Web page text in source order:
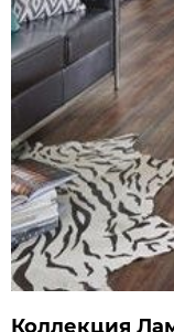
Коллекция